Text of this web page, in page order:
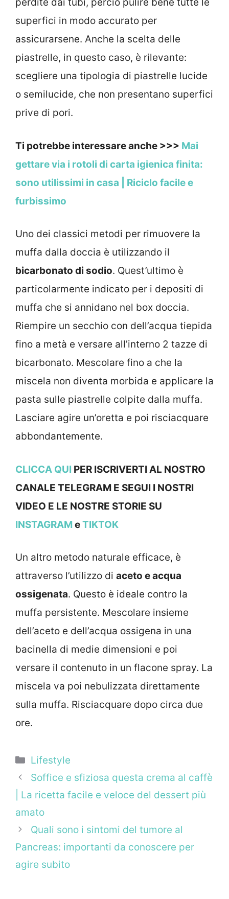
superfici in modo accurato per
assicurarsene. Anche la scelta delle
piastrelle, in questo caso, è rilevante:
scegliere una tipologia di piastrelle lucide
o semilucide, che non presentano superfici
prive di pori.
Ti potrebbe interessare anche >>> Mai
gettare via i rotoli di carta igienica finita:
sono utilissimi in casa | Riciclo facile e
furbissimo
Uno dei classici metodi per rimuovere la
muffa dalla doccia è utilizzando il
bicarbonato di sodio. Quest’ultimo è
particolarmente indicato per i depositi di
muffa che si annidano nel box doccia.
Riempire un secchio con dell’acqua tiepida
fino a metà e versare all’interno 2 tazze di
bicarbonato. Mescolare fino a che la
miscela non diventa morbida e applicare la
pasta sulle piastrelle colpite dalla muffa.
Lasciare agire un’oretta e poi risciacquare
abbondantemente.
CLICCA QUI PER ISCRIVERTI AL NOSTRO
CANALE TELEGRAM E SEGUI I NOSTRI
VIDEO E LE NOSTRE STORIE SU
INSTAGRAMeTIKTOK
Un altro metodo naturale efficace, è
attraverso l’utilizzo di aceto e acqua
ossigenata. Questo è ideale contro la
muffa persistente. Mescolare insieme
dell’aceto e dell’acqua ossigena in una
bacinella di medie dimensioni e poi
versare il contenuto in un flacone spray. La
miscela va poi nebulizzata direttamente
sulla muffa. Risciacquare dopo circa due
ore.
Categorie
Lifestyle
Soffice e sfiziosa questa crema al caffè
| La ricetta facile e veloce del dessert più
amato
Quali sono i sintomi del tumore al
Pancreas: importanti da conoscere per
agire subito